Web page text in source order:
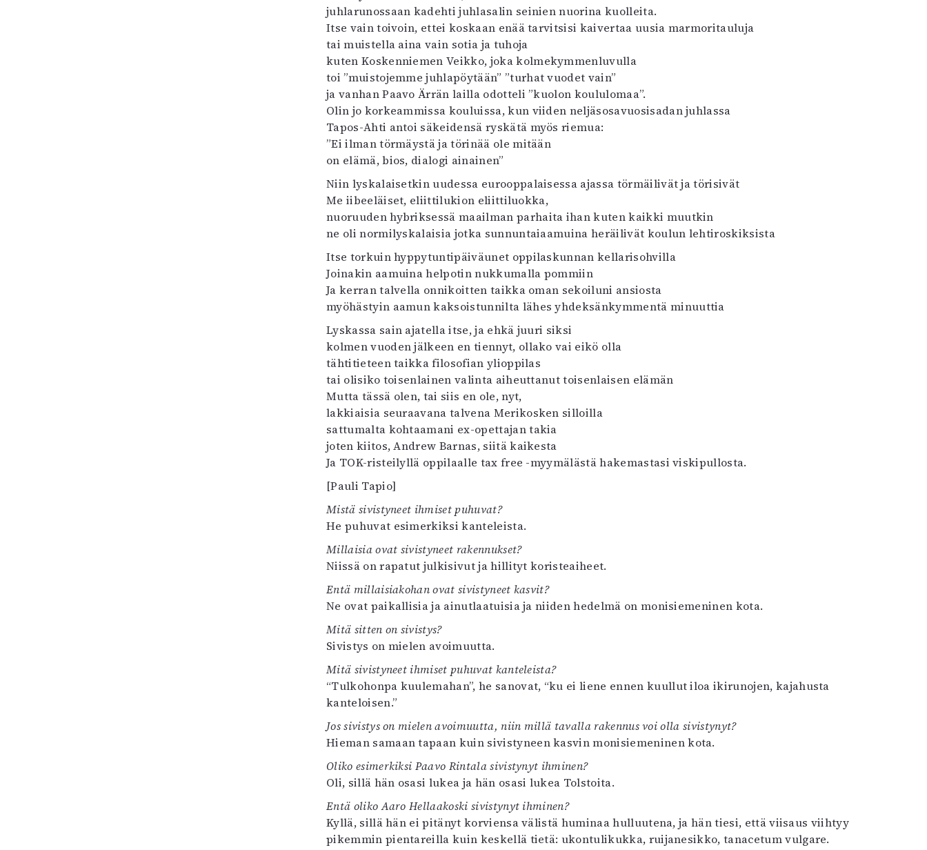
juhlarunossaan kadehti juhlasalin seinien nuorina kuolleita.
Itse vain toivoin, ettei koskaan enää tarvitsisi kaivertaa uusia marmoritauluja
tai muistella aina vain sotia ja tuhoja
kuten Koskenniemen Veikko, joka kolmekymmenluvulla
toi ”muistojemme juhlapöytään” ”turhat vuodet vain”
ja vanhan Paavo Ärrän lailla odotteli ”kuolon koululomaa”.
Olin jo korkeammissa kouluissa, kun viiden neljäsosavuosisadan juhlassa
Tapos-Ahti antoi säkeidensä ryskätä myös riemua:
”Ei ilman törmäystä ja törinää ole mitään
on elämä, bios, dialogi ainainen”
Niin lyskalaisetkin uudessa eurooppalaisessa ajassa törmäilivät ja törisivät
Me iibeeläiset, eliittilukion eliittiluokka,
nuoruuden hybriksessä maailman parhaita ihan kuten kaikki muutkin
ne oli normilyskalaisia jotka sunnuntaiaamuina heräilivät koulun lehtiroskiksista
Itse torkuin hyppytuntipäiväunet oppilaskunnan kellarisohvilla
Joinakin aamuina helpotin nukkumalla pommiin
Ja kerran talvella onnikoitten taikka oman sekoiluni ansiosta
myöhästyin aamun kaksoistunnilta lähes yhdeksänkymmentä minuuttia
Lyskassa sain ajatella itse, ja ehkä juuri siksi
kolmen vuoden jälkeen en tiennyt, ollako vai eikö olla
tähtitieteen taikka filosofian ylioppilas
tai olisiko toisenlainen valinta aiheuttanut toisenlaisen elämän
Mutta tässä olen, tai siis en ole, nyt,
lakkiaisia seuraavana talvena Merikosken silloilla
sattumalta kohtaamani ex-opettajan takia
joten kiitos, Andrew Barnas, siitä kaikesta
Ja TOK-risteilyllä oppilaalle tax free -myymälästä hakemastasi viskipullosta.
[Pauli Tapio]
Mistä sivistyneet ihmiset puhuvat?
He puhuvat esimerkiksi kanteleista.
Millaisia ovat sivistyneet rakennukset?
Niissä on rapatut julkisivut ja hillityt koristeaiheet.
Entä millaisiakohan ovat sivistyneet kasvit?
Ne ovat paikallisia ja ainutlaatuisia ja niiden hedelmä on monisiemeninen kota.
Mitä sitten on sivistys?
Sivistys on mielen avoimuutta.
Mitä sivistyneet ihmiset puhuvat kanteleista?
“Tulkohonpa kuulemahan”, he sanovat, “ku ei liene ennen kuullut iloa ikirunojen, kajahusta
kanteloisen.”
Jos sivistys on mielen avoimuutta, niin millä tavalla rakennus voi olla sivistynyt?
Hieman samaan tapaan kuin sivistyneen kasvin monisiemeninen kota.
Oliko esimerkiksi Paavo Rintala sivistynyt ihminen?
Oli, sillä hän osasi lukea ja hän osasi lukea Tolstoita.
Entä oliko Aaro Hellaakoski sivistynyt ihminen?
Kyllä, sillä hän ei pitänyt korviensa välistä huminaa hulluutena, ja hän tiesi, että viisaus viihtyy
pikemmin pientareilla kuin keskellä tietä: ukontulikukka, ruijanesikko, tanacetum vulgare.